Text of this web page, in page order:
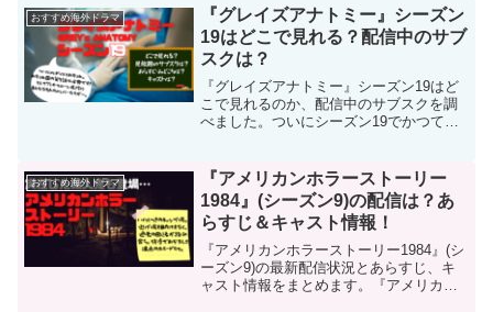
し見たくなるひとも多いはず。まだ見た
ことない人も見てほしいので、見放題で
見れるサブスクをご紹介します！
おすすめ海外ドラマ
『グレイズアナトミー』シーズン
19はどこで見れる？配信中のサブ
スクは？
『グレイズアナトミー』シーズン19はど
こで見れるのか、配信中のサブスクを調
べました。ついにシーズン19でかつてか
ら現在まで爆走し続けたメレディスの集
大成をしっかり目...
おすすめ海外ドラマ
『アメリカンホラーストーリー
1984』(シーズン9)の配信は？あ
らすじ＆キャスト情報！
『アメリカンホラーストーリー1984』(シ
ーズン9)の最新配信状況とあらすじ、キ
ャスト情報をまとめます。『アメリカン